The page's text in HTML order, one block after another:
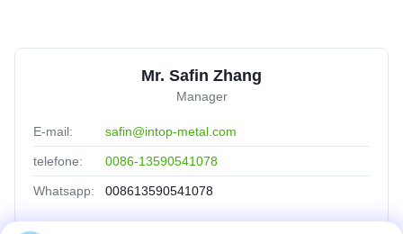
Mr. Safin Zhang
Manager
E-mail: safin@intop-metal.com
telefone: 0086-13590541078
Whatsapp: 008613590541078